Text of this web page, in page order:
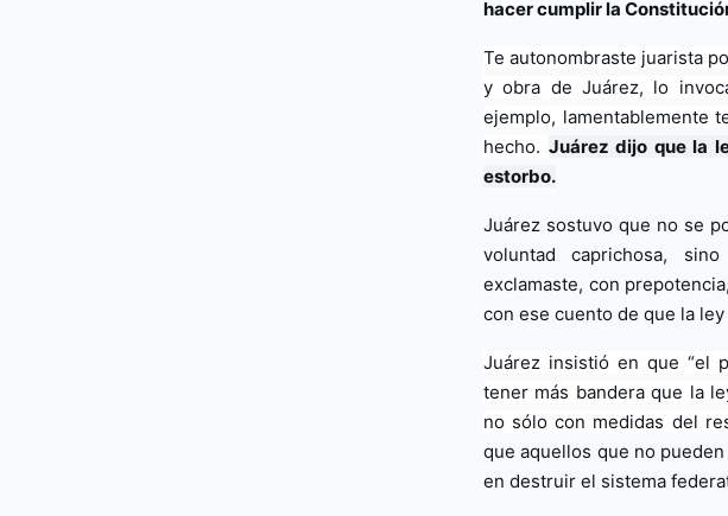
hacer cumplir la
Te autonombraste juarista
y obra de Juárez, lo
ejemplo, lamentablemente
hecho. Juárez dijo que la
estorbo.
Juárez sostuvo que no se
voluntad caprichosa,
exclamaste, con
con ese cuento de que la ley
Juárez insistió en que “el
tener más bandera que la
no sólo con medidas del
que aquellos que no
en destruir el sistema